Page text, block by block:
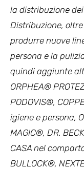
la distribuzione
Distribuzione,
produrre nuove
persona e la
quindi aggiunte
ORPHEA®
PODOVIS®,
igiene e persona,
MAGIC®, DR.
CASA nel
BULLOCK®,